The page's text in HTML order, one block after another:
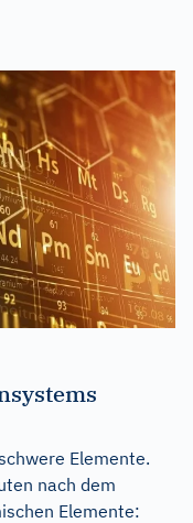
Elemente.
nach dem
Elemente: